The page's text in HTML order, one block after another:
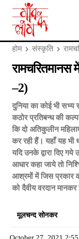
होम संस्कृति
रामचरितमानस
–2)
दुनिया का कोई भी
कठोर प्रतिबन्ध की
कि दो अतिकुलीन
कर रही हैं। यहाँ यह भी
यदि उनके द्वारा दिए गये
आधार कहा जाये तो
आश्रमों में जिस प्रकार
को दैवीय वरदान मानकर
मूलचन्द सोनकर
October 27, 2021